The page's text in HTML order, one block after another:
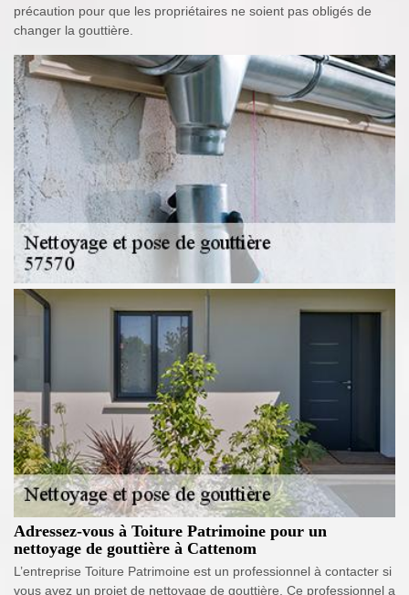
précaution pour que les propriétaires ne soient pas obligés de
changer la gouttière.
Adressez-vous à Toiture Patrimoine pour un
nettoyage de gouttière à Cattenom
L’entreprise Toiture Patrimoine est un professionnel à contacter si
vous avez un projet de nettoyage de gouttière. Ce professionnel a